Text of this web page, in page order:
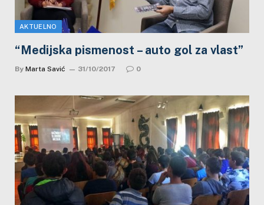
AKTUELNO
“Medijska pismenost – auto gol za vlast”
By Marta Savić 31/10/2017 0